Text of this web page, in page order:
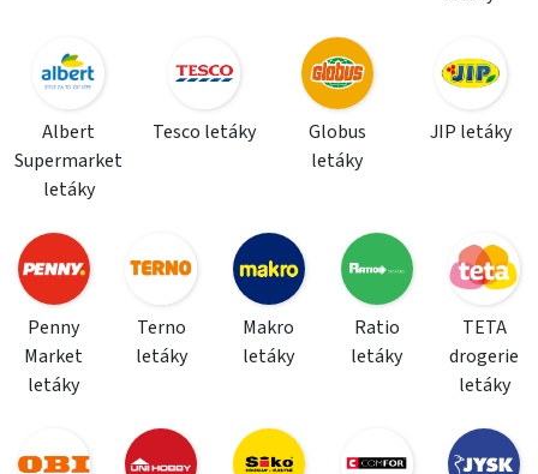
Albert
Supermarket
letáky
Tesco letáky
Globus
letáky
JIP letáky
Penny
Market
letáky
Terno
letáky
Makro
letáky
Ratio
letáky
TETA
drogerie
letáky